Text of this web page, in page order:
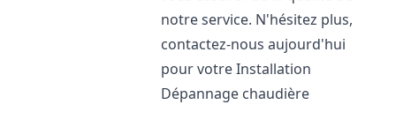
notre service. N'hésitez plus,
contactez-nous aujourd'hui
pour votre Installation
Dépannage chaudière